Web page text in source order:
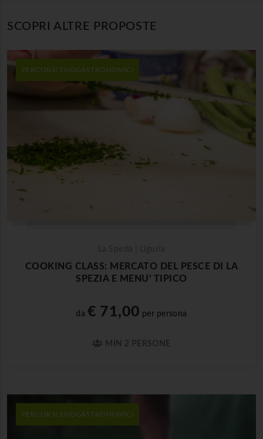
SCOPRI ALTRE PROPOSTE
PERCORSI ENOGASTRONOMICI
COOKING CLASS: MERCATO DEL PESCE DI LA
SPEZIA E MENU' TIPICO
da € 71,00 per persona
MIN 2 PERSONE
PERCORSI ENOGASTRONOMICI